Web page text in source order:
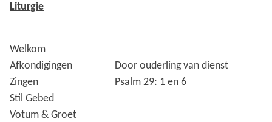
Liturgie
Welkom
Afkondigingen
Door ouderling van dienst
Zingen
Psalm 29: 1 en 6
Stil Gebed
Votum & Groet